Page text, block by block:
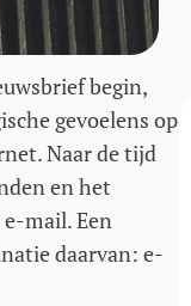
begin,
gevoelens op
Naar de tijd
en het
mail. Een
daarvan: e-